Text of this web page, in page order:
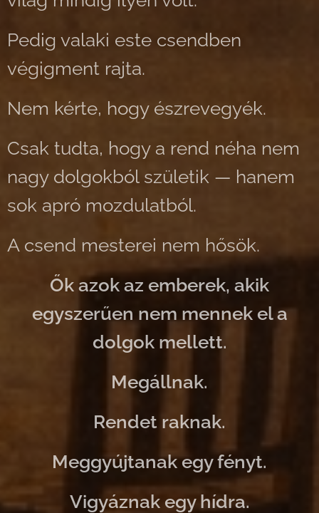
Pedig valaki este csendben
végigment rajta.
Nem kérte, hogy észrevegyék.
Csak tudta, hogy a rend néha nem
nagy dolgokból születik — hanem
sok apró mozdulatból.
A csend mesterei nem hősök.
Ők azok az emberek, akik
egyszerűen nem mennek el a
dolgok mellett.
Megállnak.
Rendet raknak.
Meggyújtanak egy fényt.
Vigyáznak egy hídra.